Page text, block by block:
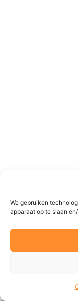
We gebruiken
apparaat op te slaan